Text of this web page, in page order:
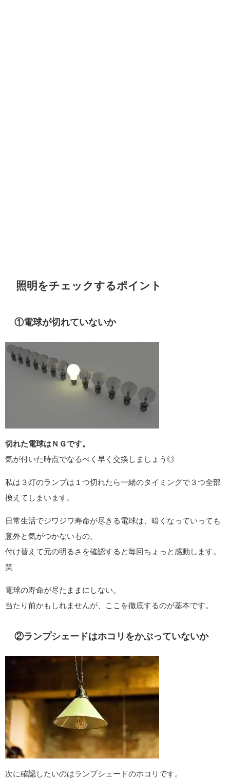
照明をチェックするポイント
①電球が切れていないか
切れた電球はＮＧです。
気が付いた時点でなるべく早く交換しましょう◎
私は３灯のランプは１つ切れたら一緒のタイミングで３つ全部
換えてしまいます。
日常生活でジワジワ寿命が尽きる電球は、暗くなっていっても
意外と気がつかないもの。
付け替えて元の明るさを確認すると毎回ちょっと感動します。
笑
電球の寿命が尽たままにしない。
当たり前かもしれませんが、ここを徹底するのが基本です。
②ランプシェードはホコリをかぶっていないか
次に確認したいのはランプシェードのホコリです。